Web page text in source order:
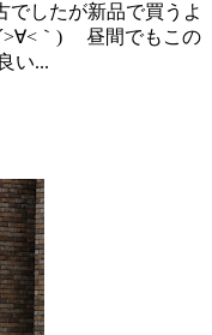
でしたが新品で買うよ
｀)ゝ 昼間でもこの
い...